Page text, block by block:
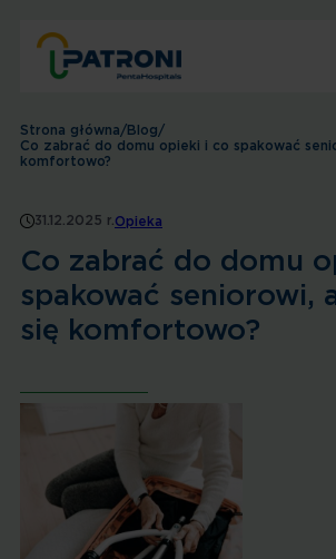
Strona główna/Blog/
Co zabrać do domu opieki i co spakować
komfortowo?
31.12.2025 r. Opieka
Co zabrać do domu
spakować seniorowi,
się komfortowo?